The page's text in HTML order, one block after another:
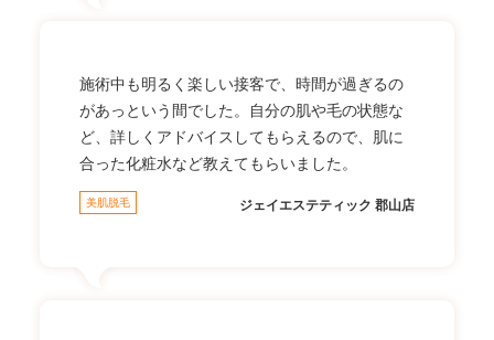
施術中も明るく楽しい接客で、時間が過ぎるの
があっという間でした。自分の肌や毛の状態な
ど、詳しくアドバイスしてもらえるので、肌に
合った化粧水など教えてもらいました。
美肌脱毛 ジェイエステティック 郡山店